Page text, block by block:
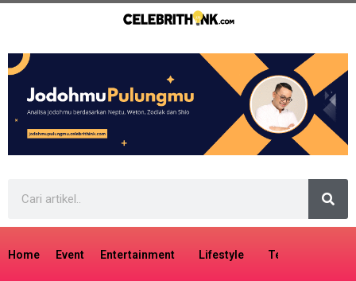
Home Event Entertainment Lifestyle Tech